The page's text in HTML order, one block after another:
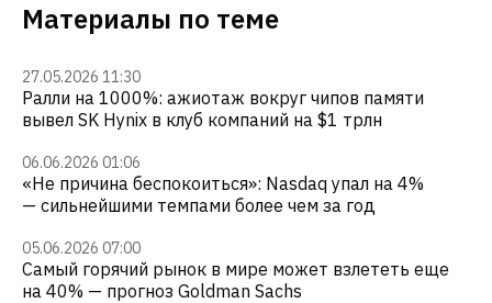
Материалы по теме
27.05.2026 11:30
Ралли на 1000%: ажиотаж вокруг чипов памяти
вывел SK Hynix в клуб компаний на $1 трлн
06.06.2026 01:06
«Не причина беспокоиться»: Nasdaq упал на 4%
— сильнейшими темпами более чем за год
05.06.2026 07:00
Самый горячий рынок в мире может взлететь еще
на 40% — прогноз Goldman Sachs